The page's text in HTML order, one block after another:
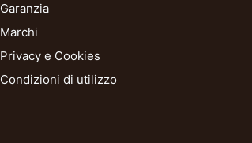
Garanzia
Marchi
Privacy e Cookies
Condizioni di utilizzo